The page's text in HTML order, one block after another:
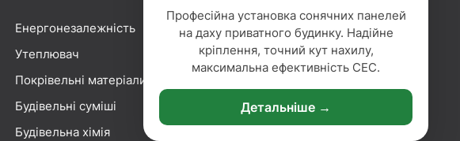
Професійна установка сонячних панелей
на даху приватного будинку. Надійне
кріплення, точний кут нахилу,
максимальна ефективність СЕС.
Детальніше →
Енергонезалежність
Утеплювач
Покрівельні матеріали
Будівельні суміші
Будівельна хімія
Гідроізоляція
Геотекстиль
Сітка та плівка